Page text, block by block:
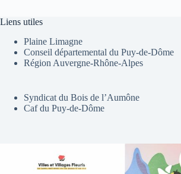
Liens utiles
Plaine Limagne
Conseil départemental du Puy-de-Dôme
Région Auvergne-Rhône-Alpes
Syndicat du Bois de l’Aumône
Caf du Puy-de-Dôme